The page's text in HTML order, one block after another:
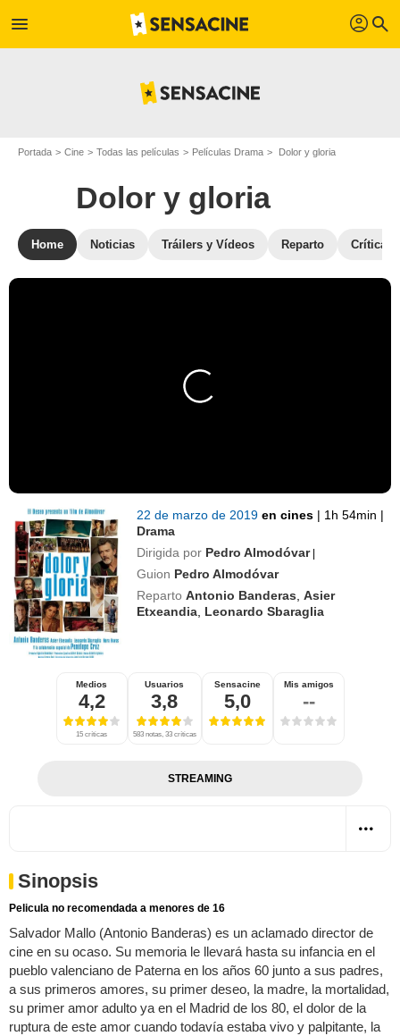
menu profil search
Portada Cine Todas las películas Películas Drama Dolor y gloria
Dolor y gloria
Home Noticias Tráilers y Vídeos Reparto Críticas
22 de marzo de 2019en cines | 1h 54min |
Drama
Dirigida por Pedro Almodóvar |
Guion Pedro Almodóvar
Reparto Antonio Banderas ,Asier
Etxeandia Leonardo Sbaraglia
Medios
4,2
15 críticas
Usuarios
3,8
583 notas, 33 críticas
Sensacine
5,0
Mis amigos
--
STREAMING
Sinopsis
Pelicula no recomendada a menores de 16
Salvador Mallo (Antonio Banderas) es un aclamado director de
cine en su ocaso. Su memoria le llevará hasta su infancia en el
pueblo valenciano de Paterna en los años 60 junto a sus padres,
a sus primeros amores, su primer deseo, la madre, la mortalidad,
su primer amor adulto ya en el Madrid de los 80, el dolor de la
ruptura de este amor cuando todavía estaba vivo y palpitante, la